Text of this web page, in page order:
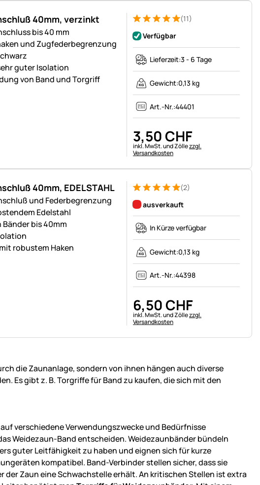
40mm, verzinkt
bis 40 mm
und Zugfederbegrenzung
guter Isolation
von Band und Torgriff
Bewertung: 5 von 5 (11 Bewertungen)
11 Bewertungen(11)
Verfügbar
Lieferzeit:3 - 6 Tage
Gewicht:0,13 kg
Art.-Nr.:44401
3,50CHF
Steuerhinweis:
inkl. MwSt. und Zöllezzgl.
Versandkosten
40mm, EDELSTAHL
und Federbegrenzung
Edelstahl
bis 40mm
robustem Haken
Bewertung: 5 von 5 (2 Bewertungen)
2 Bewertungen (2)
ausverkauft
In Kürze verfügbar
Gewicht:0,13 kg
Art.-Nr.:44398
6,50CHF
Steuerhinweis:
inkl. MwSt. und Zöllezzgl.
Versandkosten
die Zaunanlage, sondern von ihnen hängen auch diverse
Es gibt z. B. Torgriffe für Band zu kaufen, die sich mit den
verschiedene Verwendungszwecke und Bedürfnisse
Weidezaun-Band entscheiden. Weidezaunbänder bündeln
guter Leitfähigkeit zu haben und eignen sich für kurze
kompatibel. Band-Verbinder stellen sicher, dass sie
Zaun eine Schwachstelle erhält. An kritischen Stellen ist extra